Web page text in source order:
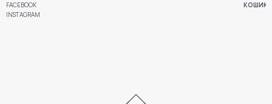
FACEBOOK КОШИК
INSTAGRAM